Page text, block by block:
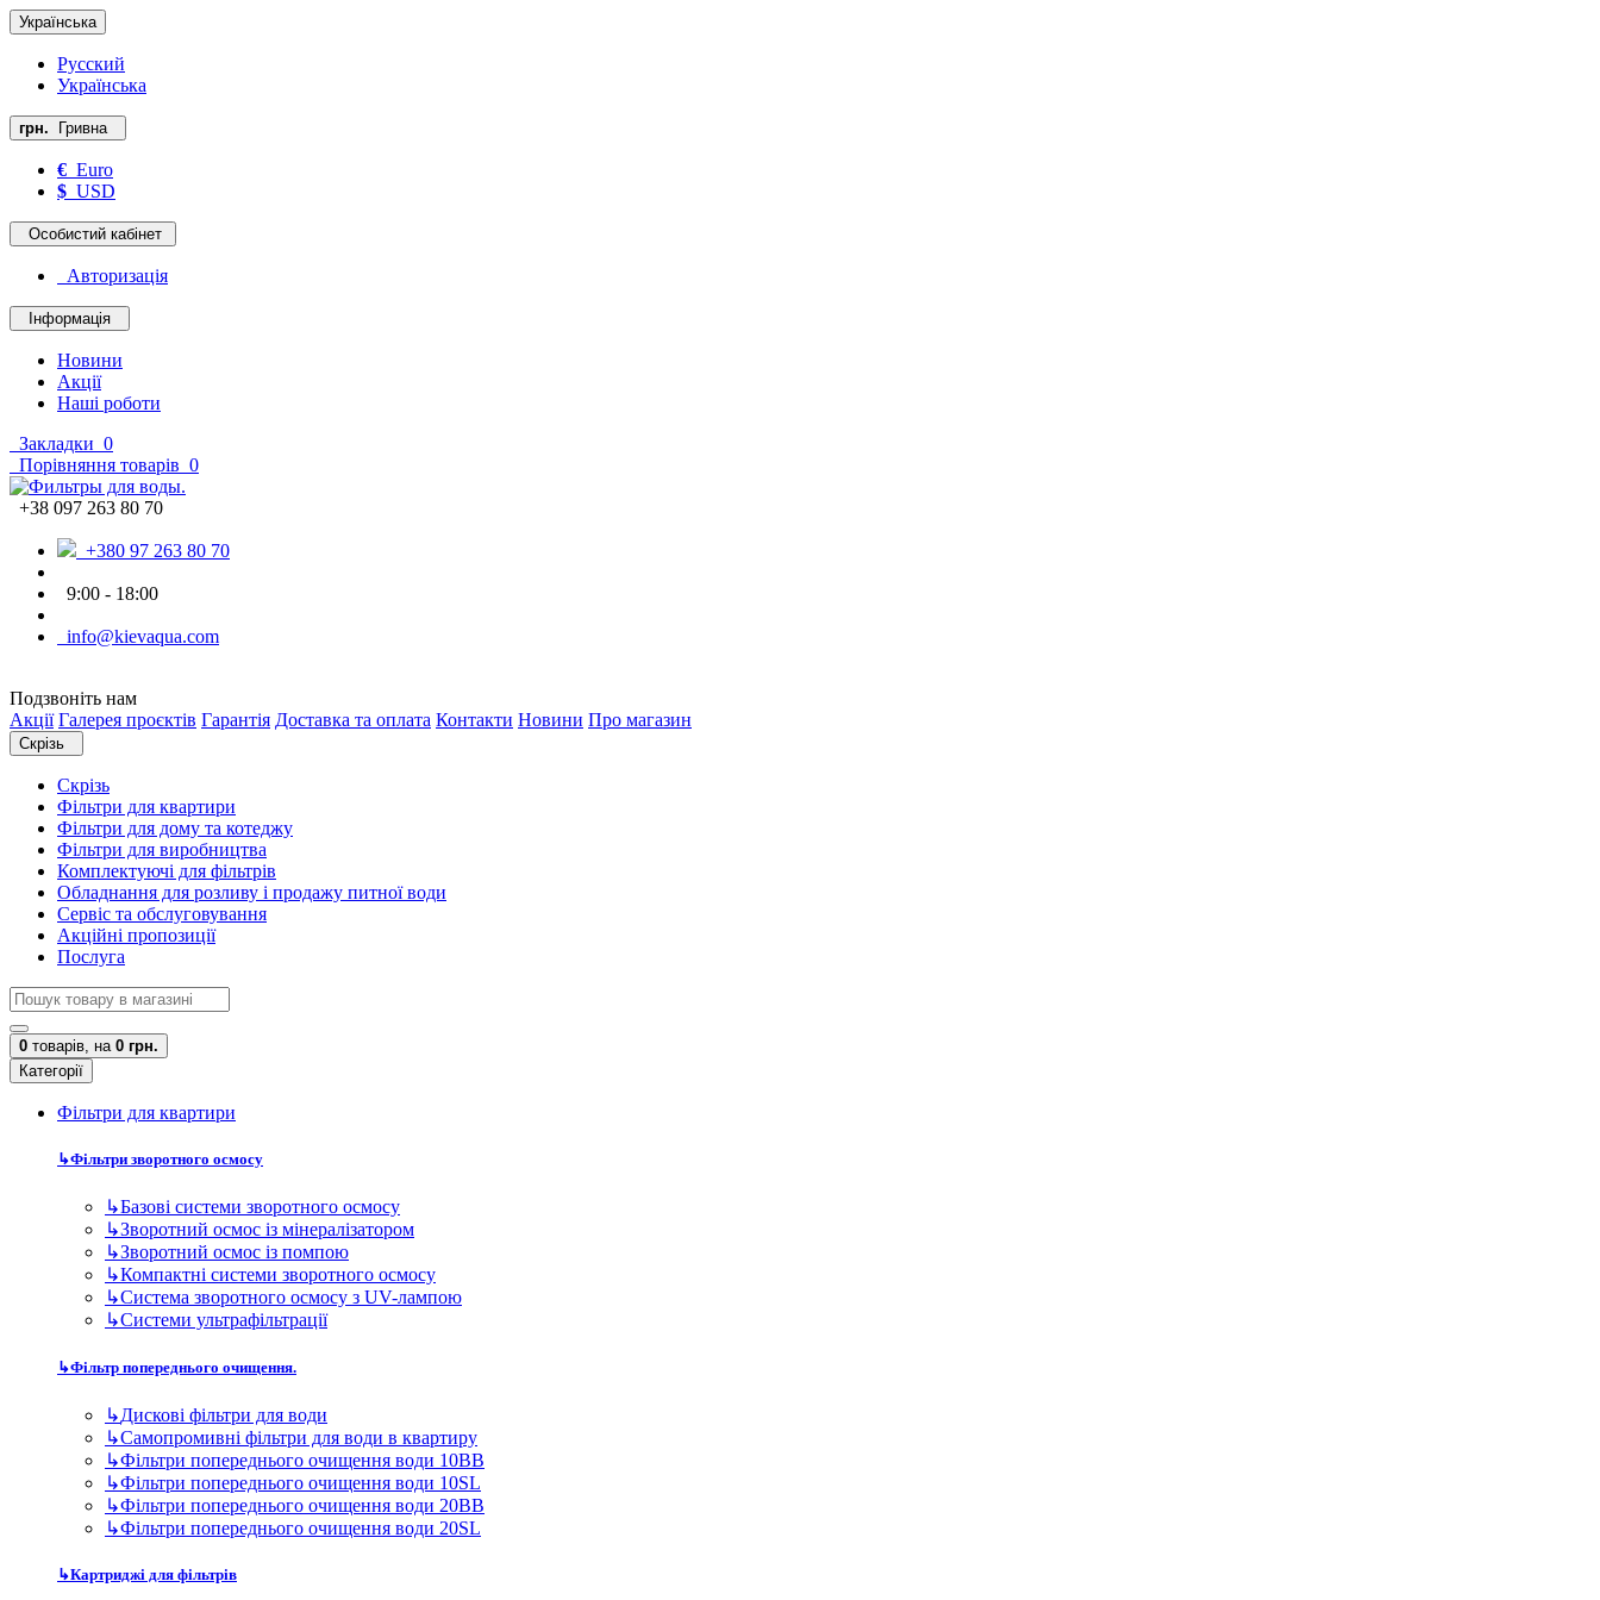
Українська
Русский
Українська
грн. Гривна
€ Euro
$ USD
Особистий кабінет
Авторизація
Інформація
Новини
Акції
Наші роботи
Закладки 0
Порівняння товарів 0
+38 097 263 80 70
+380 97 263 80 70
9:00 - 18:00
info@kievaqua.com
Подзвоніть нам
Акції Галерея проєктів Гарантія Доставка та оплата Контакти Новини Про магазин
Скрізь
Скрізь
Фільтри для квартири
Фільтри для дому та котеджу
Фільтри для виробництва
Комплектуючі для фільтрів
Обладнання для розливу і продажу питної води
Сервіс та обслуговування
Акційні пропозиції
Послуга
0 товарів, на 0 грн.
Категорії
Фільтри для квартири
↳Фільтри зворотного осмосу
↳Базові системи зворотного осмосу
↳Зворотний осмос із мінералізатором
↳Зворотний осмос із помпою
↳Компактні системи зворотного осмосу
↳Система зворотного осмосу з UV-лампою
↳Системи ультрафільтрації
↳Фільтр попереднього очищення.
↳Дискові фільтри для води
↳Самопромивні фільтри для води в квартиру
↳Фільтри попереднього очищення води 10BB
↳Фільтри попереднього очищення води 10SL
↳Фільтри попереднього очищення води 20BB
↳Фільтри попереднього очищення води 20SL
↳Картриджі для фільтрів